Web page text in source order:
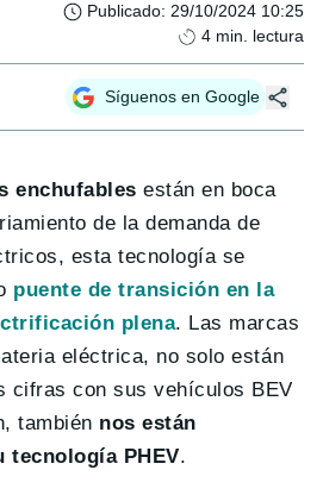
Publicado: 29/10/2024 10:25
4 min. lectura
Síguenos en Google
enchufables están en boca
de la demanda de
esta tecnología se
puente de transición en la
plena. Las marcas
eléctrica, no solo están
cifras con sus vehículos BEV
también nos están
tecnología PHEV.